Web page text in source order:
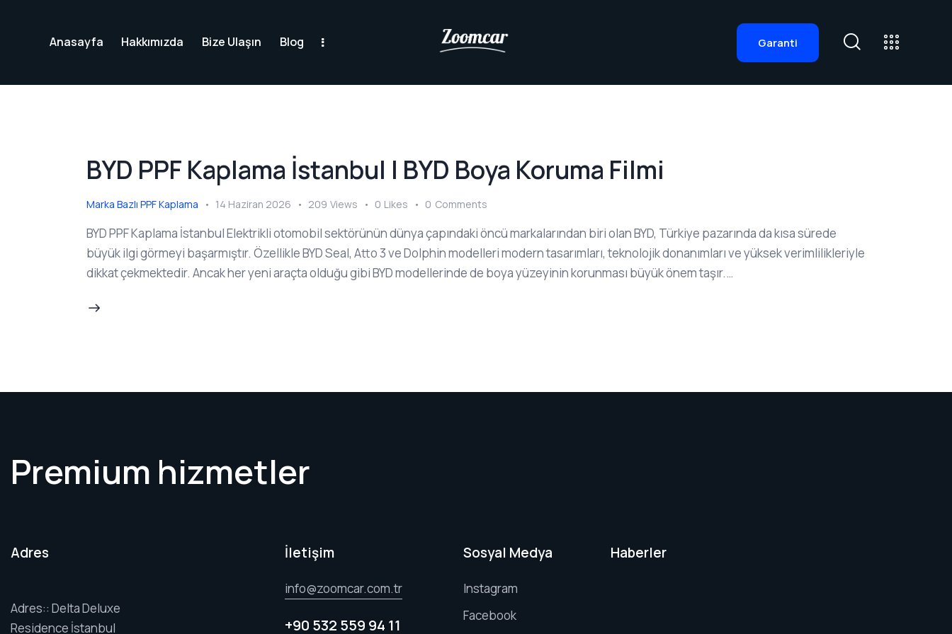
Anasayfa Hakkımızda Bize Ulaşın Blog Garanti
BYD PPF Kaplama İstanbul | BYD Boya Koruma Filmi
Marka Bazlı PPF Kaplama 14 Haziran 2026 209 Views 0 Likes 0 Comments
BYD PPF Kaplama İstanbul Elektrikli otomobil sektörünün dünya çapındaki öncü markalarından biri olan BYD, Türkiye pazarında da kısa sürede
büyük ilgi görmeyi başarmıştır. Özellikle BYD Seal, Atto 3 ve Dolphin modelleri modern tasarımları, teknolojik donanımları ve yüksek verimlilikleriyle
dikkat çekmektedir. Ancak her yeni araçta olduğu gibi BYD modellerinde de boya yüzeyinin korunması büyük önem taşır.…
Premium hizmetler
Adres
Adres:: Delta Deluxe
Residence İstanbul
İletişim
info@zoomcar.com.tr
+90 532 559 94 11
Sosyal Medya
Instagram
Facebook
Haberler